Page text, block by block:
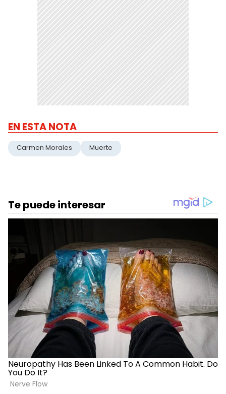
EN ESTA NOTA
Carmen Morales Muerte